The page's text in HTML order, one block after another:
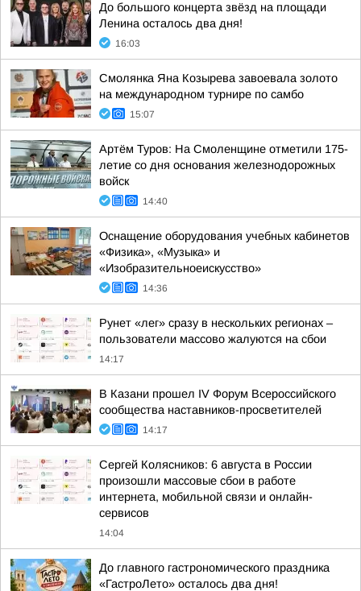
До большого концерта звёзд на площади
Ленина осталось два дня!
16:03
Смолянка Яна Козырева завоевала золото
на международном турнире по самбо
15:07
Артём Туров: На Смоленщине отметили 175-
летие со дня основания железнодорожных
войск
14:40
Оснащение оборудования учебных кабинетов
«Физика», «Музыка» и
«Изобразительноеискусство»
14:36
Рунет «лег» сразу в нескольких регионах –
пользователи массово жалуются на сбои
14:17
В Казани прошел IV Форум Всероссийского
сообщества наставников-просветителей
14:17
Сергей Колясников: 6 августа в России
произошли массовые сбои в работе
интернета, мобильной связи и онлайн-
сервисов
14:04
До главного гастрономического праздника
«ГастроЛето» осталось два дня!